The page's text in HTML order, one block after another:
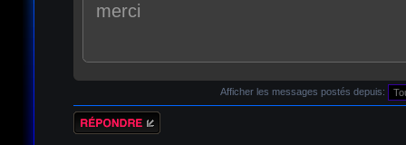
merci
Afficher les messages postés depuis:
Répondre